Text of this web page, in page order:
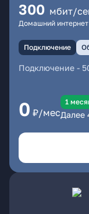
300 мбит/
Домашний интернет
Подключение
Подключение -
0 ₽/мес
1
Далее